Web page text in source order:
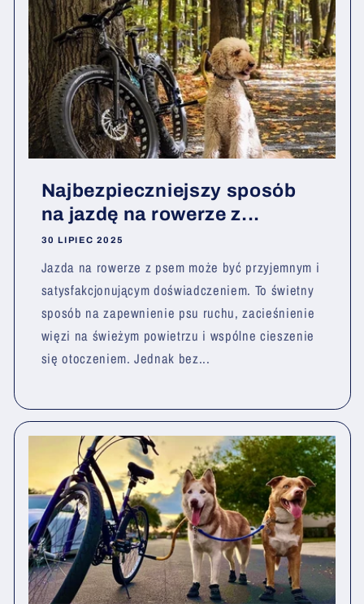
Najbezpieczniejszy sposób
na jazdę na rowerze z...
30 LIPIEC 2025
Jazda na rowerze z psem może być przyjemnym i
satysfakcjonującym doświadczeniem. To świetny
sposób na zapewnienie psu ruchu, zacieśnienie
więzi na świeżym powietrzu i wspólne cieszenie
się otoczeniem. Jednak bez...